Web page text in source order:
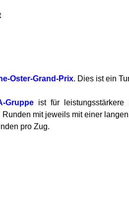
Oster-Grand-Prix. Dies ist ein
Gruppe ist für
mit jeweils mit einer
pro Zug.